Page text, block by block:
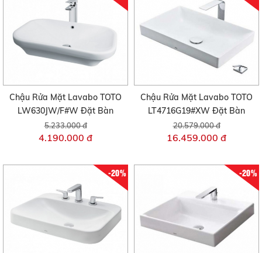
Chậu Rửa Mặt Lavabo TOTO
LW630JW/F#W Đặt Bàn
5.233.000 đ
4.190.000 đ
Chậu Rửa Mặt Lavabo TOTO
LT4716G19#XW Đặt Bàn
20.579.000 đ
16.459.000 đ
-20% -20%